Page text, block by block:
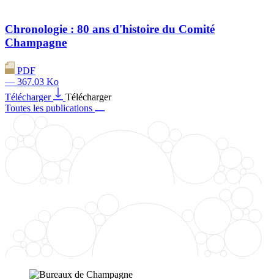
Chronologie : 80 ans d'histoire du Comité
Champagne
PDF
— 367.03 Ko
Télécharger
Télécharger
Toutes les publications